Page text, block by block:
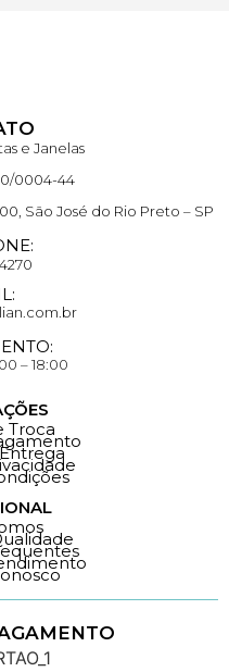
e Janelas
0004-44
São José do Rio Preto – SP
– 18:00
Troca